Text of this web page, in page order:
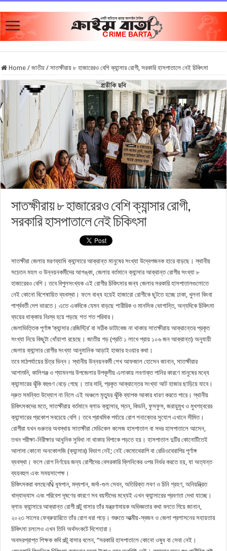
Home / জাতীয় / সাতক্ষীরায় ৮ হাজারেরও বেশি ক্যান্সার রোগী, সরকারি হাসপাতালে নেই চিকিৎসা
সাতক্ষীরায় ৮ হাজারেরও বেশি ক্যান্সার রোগী,
সরকারি হাসপাতালে নেই চিকিৎসা
সাতক্ষীরা জেলায় মরণব্যাধি ক্যান্সারে আক্রান্ত মানুষের সংখ্যা উদ্বেগজনক হারে বাড়ছে। স্থানীয়
সচেতন মহল ও উন্নয়নকর্মীদের আশঙ্কা, জেলায় বর্তমানে ক্যান্সার আক্রান্ত রোগীর সংখ্যা ৮
হাজারেরও বেশি। তবে বিপুলসংখ্যক এই রোগীর চিকিৎসার জন্য জেলার সরকারি হাসপাতালগুলোতে
নেই কোনো বিশেষায়িত ব্যবস্থা। ফলে বাধ্য হয়েই হাজারো রোগীকে ছুটতে হচ্ছে ঢাকা, খুলনা কিংবা
পার্শ্ববর্তী দেশ ভারতে। এতে একদিকে যেমন বাড়ছে শারীরিক ও মানসিক ভোগান্তি, অন্যদিকে চিকিৎসা
ব্যয়ের ধাক্কায় নিঃস্ব হয়ে পড়ছে শত শত পরিবার।
জেলাভিত্তিক পূর্ণাঙ্গ ‘ক্যান্সার রেজিস্ট্রি’ বা সঠিক ডাটাবেজ না থাকায় সাতক্ষীরায় আক্রান্তের প্রকৃত
সংখ্যা নিয়ে কিছুটা ধোঁয়াশা রয়েছে। জাতীয় গড় (প্রতি ১ লাখে প্রায় ১০৬ জন আক্রান্ত) অনুযায়ী
জেলায় ক্যান্সার রোগীর সংখ্যা আনুমানিক আড়াই হাজার হওয়ার কথা।
তবে মাঠপর্যায়ের চিত্র ভিন্ন। স্থানীয় উন্নয়নকর্মী শেখ আফজাল হোসেন জানান, সাতক্ষীরার
আশাশুনি, কালিগঞ্জ ও শ্যামনগর উপজেলার উপকূলীয় এলাকায় লবণাক্ত পানির কারণে মানুষের মধ্যে
ক্যান্সারের ঝুঁকি বহুগুণ বেড়ে গেছে। তার দাবি, প্রকৃত আক্রান্তের সংখ্যা আট হাজার ছাড়িয়ে যাবে।
দ্রুত সমন্বিত উদ্যোগ না নিলে এই অঞ্চলে মৃত্যুর ঝুঁকি ব্যাপক আকার ধারণ করতে পারে। স্থানীয়
চিকিৎসকদের মতে, সাতক্ষীরায় বর্তমানে ব্লাড ক্যান্সার, স্তন, কিডনি, ফুসফুস, জরায়ুমুখ ও মুখগহ্বরের
ক্যান্সারের প্রকোপ সবচেয়ে বেশি। তবে প্রাথমিক পর্যায়ে রোগ শনাক্তের সুযোগ এখানে সীমিত।
রোগীরা যখন গুরুতর অবস্থায় সাতক্ষীরা মেডিকেল কলেজ হাসপাতাল বা সদর হাসপাতালে আসেন,
তখন পরীক্ষা-নিরীক্ষার আধুনিক সুবিধা না থাকায় বিপাকে পড়তে হয়। হাসপাতাল দুটির কোনোটিতেই
আলাদা কোনো অনকোলজি (ক্যান্সার) বিভাগ নেই; নেই কেমোথেরাপি বা রেডিওথেরাপির পূর্ণাঙ্গ
ব্যবস্থা। ফলে রোগ নির্ণয়ের জন্য রোগীদের বেসরকারি ক্লিনিকের ওপর নির্ভর করতে হয়, যা অত্যন্ত
ব্যয়বহুল এবং সময়সাপেক্ষ।
চিকিৎসকরা বলছেনÑ ধূমপান, মদ্যপান, জর্দা-গুল সেবন, অতিরিক্ত লবণ ও চিনি গ্রহণ, অনিয়ন্ত্রিত
খাদ্যাভ্যাস এবং পরিবেশ দূষণের কারণে সব বয়সীদের মধ্যেই এখন ক্যান্সারের প্রবণতা দেখা যাচ্ছে।
ব্লাড ক্যান্সারে আক্রান্ত রোগী পল্টু বাসার তাঁর যন্ত্রণাদায়ক অভিজ্ঞতার কথা বলতে গিয়ে জানান,
২০২৩ সালের ফেব্রুয়ারিতে তাঁর রোগ ধরা পড়ে। শুরুতে আত্মীয়-স্বজন ও জেলা প্রশাসনের সহায়তায়
চিকিৎসা চললেও এখন তিনি অর্থসংকটে দিশেহারা।
অবসরপ্রাপ্ত শিক্ষক কবি পল্টু বাসার বলেন, “সরকারি হাসপাতালে কোনো ওষুধ বা সেবা নেই।